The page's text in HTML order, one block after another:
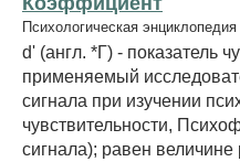
Психологическая энциклопедия
d' (англ. *Г) - показатель
применяемый
сигнала при изучении
чувствительности,
сигнала); равен величине